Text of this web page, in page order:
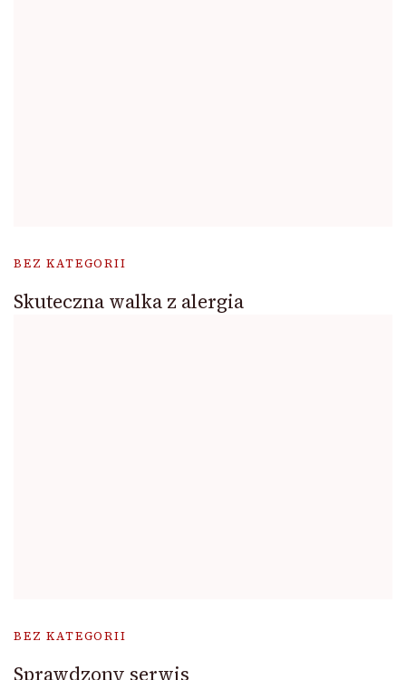
BEZ KATEGORII
Skuteczna walka z alergia
BEZ KATEGORII
Sprawdzony serwis